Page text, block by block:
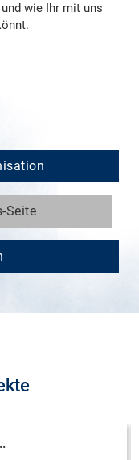
wie Ihr mit uns
Seite